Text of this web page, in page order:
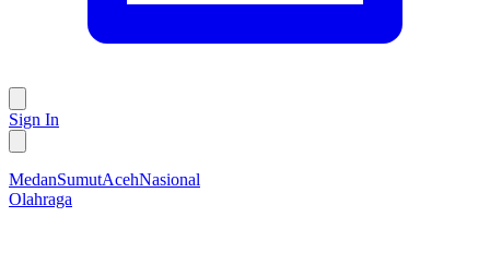
Sign In
MedanSumutAcehNasional
Olahraga